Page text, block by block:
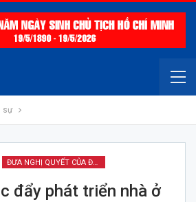
sự
ĐƯA NGHỊ QUYẾT CỦA ĐẢNG VÀO CUỘC SỐNG
đẩy phát triển nhà ở